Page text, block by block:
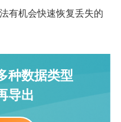
有机会快速恢复丢失的
种数据类型
导出